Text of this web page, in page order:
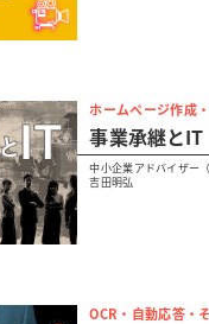
ホームページ作成
事業承継とIT
中小企業アドバイザー
吉田明弘
OCR・自動応答・